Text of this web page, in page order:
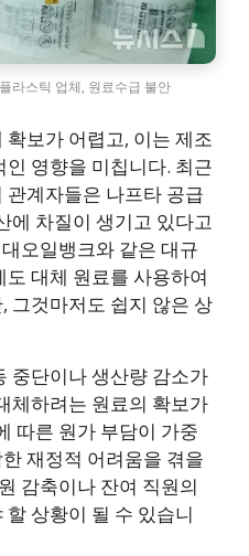
라스틱 업체, 원료수급 불안
보가 어렵고, 이는 제조
영향을 미칩니다. 최근
계자들은 나프타 공급
에 차질이 생기고 있다고
오일뱅크와 같은 대규
대체 원료를 사용하여
그것마저도 쉽지 않은 상
중단이나 생산량 감소가
체하려는 원료의 확보가
따른 원가 부담이 가중
재정적 어려움을 겪을
감축이나 잔여 직원의
상황이 될 수 있습니